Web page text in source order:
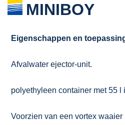
MINIBOY
Eigenschappen en
Afvalwater ejector-unit.
polyethyleen container met 55 l
Voorzien van een vortex